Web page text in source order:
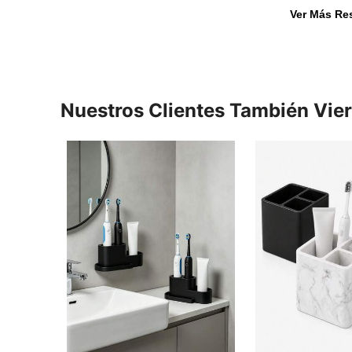
Ver Más
Nuestros Clientes También